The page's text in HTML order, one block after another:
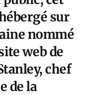
sur
nommé
web de
chef
de la